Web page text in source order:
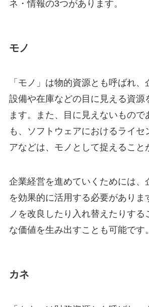
ネ・情報の3つがあります。
モノ
「モノ」は物的資源とも呼ばれ、
設備や在庫などの目に見える資源
ます。また、目に見えないもので
も、ソフトウェアにおけるライセ
アなどは、モノとして捉えること
企業経営を進めていくためには、
を効果的に活用する必要がありま
ノを改良したり入れ替えたりする
な価値を生み出すことも可能です。
カネ